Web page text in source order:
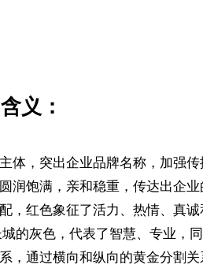
义：
体，突出企业品牌名称，加强传
润饱满，亲和稳重，传达出企
，红色象征了活力、热情、真
的灰色，代表了智慧、专业，
，通过横向和纵向的黄金分割